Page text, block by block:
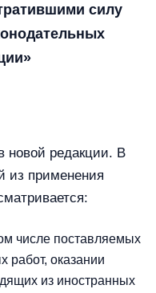
силу
новой редакции. В
из применения
числе поставляемых
работ, оказании
из иностранных